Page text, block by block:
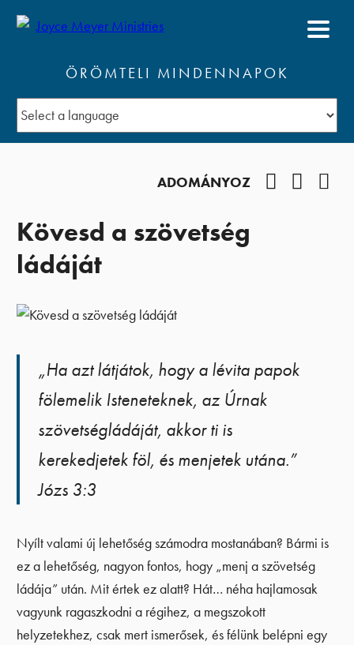
ÖRÖMTELI MINDENNAPOK
ADOMÁNYOZ
Kövesd a szövetség
ládáját
„Ha azt látjátok, hogy a lévita papok
fölemelik Isteneteknek, az Úrnak
szövetségládáját, akkor ti is
kerekedjetek föl, és menjetek utána.”
Józs 3:3
Nyílt valami új lehetőség számodra mostanában? Bármi is
ez a lehetőség, nagyon fontos, hogy „menj a szövetség
ládája” után. Mit értek ez alatt? Hát… néha hajlamosak
vagyunk ragaszkodni a régihez, a megszokott
helyzetekhez, csak mert ismerősek, és félünk belépni egy